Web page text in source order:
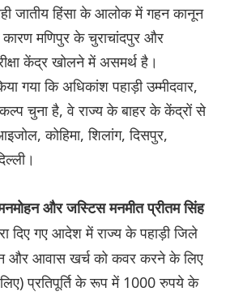
जातीय हिंसा के आलोक में गहन कानून
कारण मणिपुर के चुराचांदपुर और
केंद्र खोलने में असमर्थ है।
गया कि अधिकांश पहाड़ी उम्मीदवार,
चुना है, वे राज्य के बाहर के केंद्रों से
कोहिमा, शिलांग, दिसपुर,
और जस्टिस मनमीत प्रीतम सिंह
दिए गए आदेश में राज्य के पहाड़ी जिले
और आवास खर्च को कवर करने के लिए
प्रतिपूर्ति के रूप में 1000 रुपये के